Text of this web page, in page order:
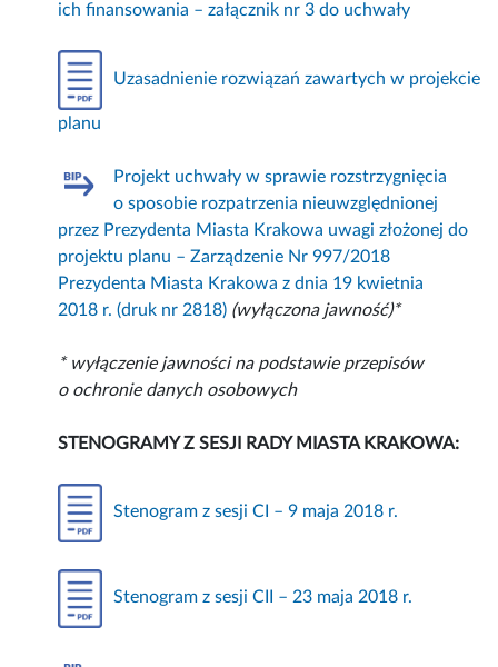
ich finansowania – załącznik nr 3 do uchwały
Uzasadnienie rozwiązań zawartych w projekcie
planu
Projekt uchwały w sprawie rozstrzygnięcia
o sposobie rozpatrzenia nieuwzględnionej
przez Prezydenta Miasta Krakowa uwagi złożonej do
projektu planu – Zarządzenie Nr 997/2018
Prezydenta Miasta Krakowa z dnia 19 kwietnia
2018 r. (druk nr 2818) (wyłączona jawność)*
* wyłączenie jawności na podstawie przepisów
o ochronie danych osobowych
STENOGRAMY Z SESJI RADY MIASTA KRAKOWA:
Stenogram z sesji CI – 9 maja 2018 r.
Stenogram z sesji CII – 23 maja 2018 r.